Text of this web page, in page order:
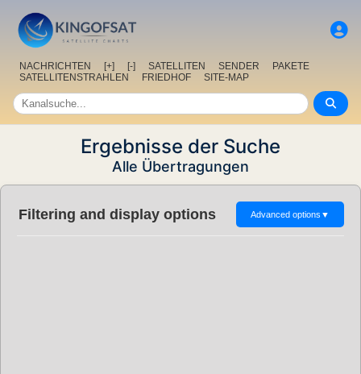
NACHRICHTEN [+] [-] SATELLITEN SENDER
PAKETE
SATELLITENSTRAHLEN
FRIEDHOF SITE-MAP
Ergebnisse der Suche
Alle Übertragungen
Filtering and display options Advanced options ▼